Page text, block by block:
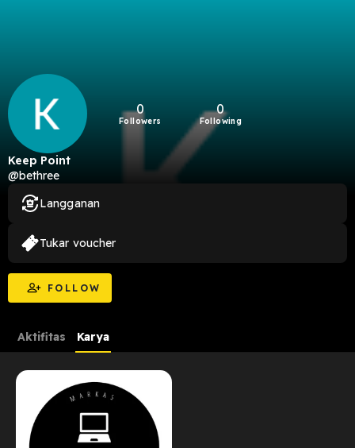
0
Followers
0
Following
Keep Point
@bethree
FOLLOW
Langganan
Tukar voucher
Aktifitas Karya